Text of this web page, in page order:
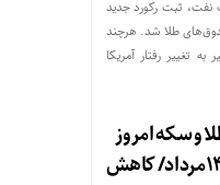
ثبت رکورد جدید
طلا شد. هرچند
تغییر رفتار آمریکا
و سکه امروز
چهارشنبه 14مرداد/ کاهش